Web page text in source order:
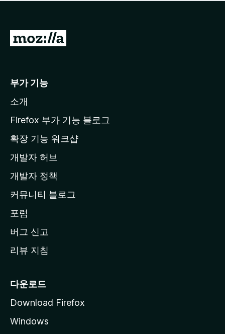
점
습
니
M
l
a
페
이
지
이
동
부가 기능
소개
Firefox 부가 기능 블로그
확장 기능 워크샵
개발자 허브
개발자 정책
커뮤니티 블로그
포럼
버그 신고
리뷰 지침
다운로드
Download Firefox
Windows